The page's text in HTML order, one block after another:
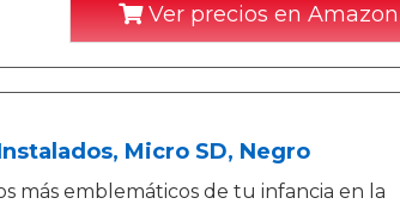
Ver precios en Amazon
Micro SD, Negro
más emblemáticos de tu infancia en la